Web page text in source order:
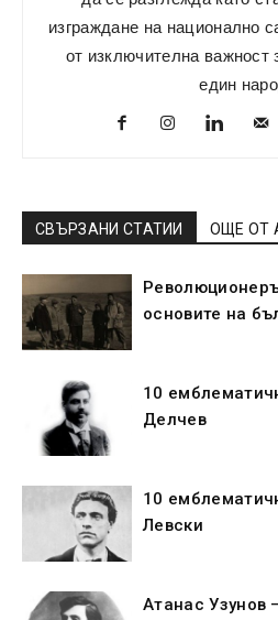
изграждане на национално
от изключителна важност
един
СВЪРЗАНИ СТАТИИ ОЩЕ ОТ
основите на
10
Делчев
10
Левски
Атанас Узунов